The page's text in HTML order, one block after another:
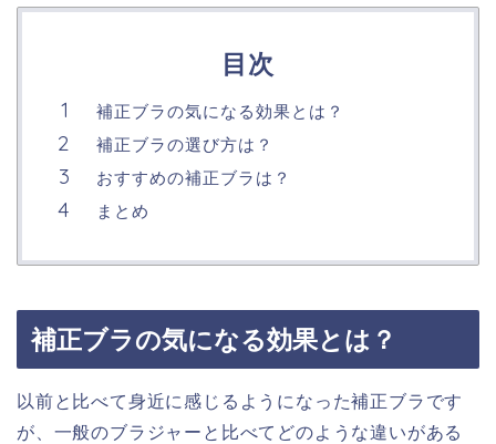
目次
補正ブラの気になる効果とは？
補正ブラの選び方は？
おすすめの補正ブラは？
まとめ
補正ブラの気になる効果とは？
以前と比べて身近に感じるようになった補正ブラです
が、一般のブラジャーと比べてどのような違いがある